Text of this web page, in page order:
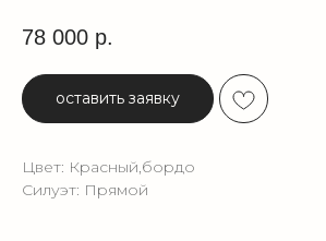
78 000 р.
оставить заявку
Цвет: Красный,бордо
Силуэт: Прямой